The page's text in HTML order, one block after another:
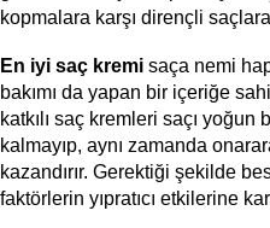
kopmalara karşı dirençli
En iyi saç kremi saça nemi
bakımı da yapan bir içeriğe
katkılı saç kremleri saçı
kalmayıp, aynı zamanda
kazandırır. Gerektiği şekilde
faktörlerin yıpratıcı etkilerine